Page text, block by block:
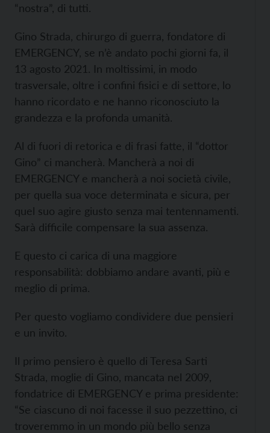
“nostra”, di tutti.
Gino Strada, chirurgo di guerra, fondatore di
EMERGENCY, se n’è andato pochi giorni fa, il
13 agosto 2021. In moltissimi, in modo
trasversale, oltre i confini fisici e di settore, lo
hanno ricordato e ne hanno riconosciuto la
grandezza e la profonda umanità.
Al di fuori di retorica e di frasi fatte, il “dottor
Gino” ci mancherà. Mancherà a noi di
EMERGENCY e mancherà a noi società civile,
per quella sua voce determinata e sicura, per
quel suo agire giusto senza mai tentennamenti.
Sarà difficile compensare la sua assenza.
E questo ci carica di una maggiore
responsabilità: dobbiamo andare avanti, più e
meglio di prima.
Per questo vogliamo condividere due pensieri
e un invito.
Il primo pensiero è quello di Teresa Sarti
Strada, moglie di Gino, mancata nel 2009,
fondatrice di EMERGENCY e prima presidente:
“Se ciascuno di noi facesse il suo pezzettino, ci
troveremmo in un mondo più bello senza